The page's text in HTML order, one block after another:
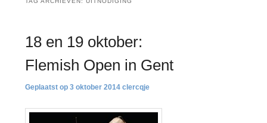
18 en 19 oktober:
Flemish Open in Gent
3 oktober 2014 clercqje